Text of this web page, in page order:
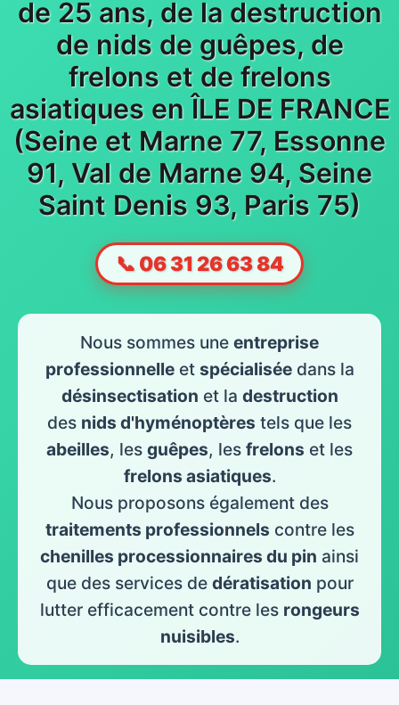
de 25 ans, de la destruction
de nids de guêpes, de
frelons et de frelons
asiatiques en ÎLE DE FRANCE
(Seine et Marne 77, Essonne
91, Val de Marne 94, Seine
Saint Denis 93, Paris 75)
📞 06 31 26 63 84
Nous sommes une entreprise
professionnelle et spécialisée dans la
désinsectisation et la destruction
des nids d'hyménoptères tels que les
abeilles, les guêpes, les frelons et les
frelons asiatiques.
Nous proposons également des
traitements professionnels contre les
chenilles processionnaires du pin ainsi
que des services de dératisation pour
lutter efficacement contre les rongeurs
nuisibles.